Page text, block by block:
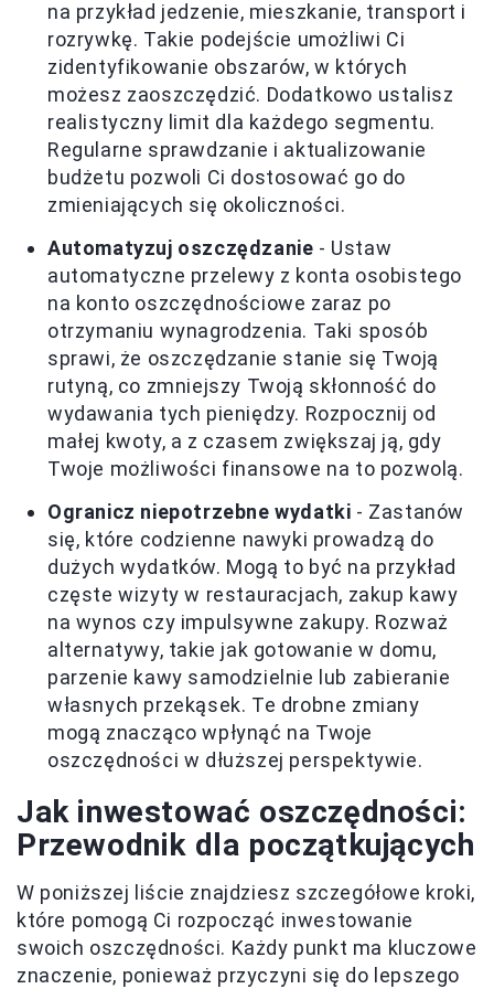
na przykład jedzenie, mieszkanie, transport i
rozrywkę. Takie podejście umożliwi Ci
zidentyfikowanie obszarów, w których
możesz zaoszczędzić. Dodatkowo ustalisz
realistyczny limit dla każdego segmentu.
Regularne sprawdzanie i aktualizowanie
budżetu pozwoli Ci dostosować go do
zmieniających się okoliczności.
Automatyzuj oszczędzanie - Ustaw
automatyczne przelewy z konta osobistego
na konto oszczędnościowe zaraz po
otrzymaniu wynagrodzenia. Taki sposób
sprawi, że oszczędzanie stanie się Twoją
rutyną, co zmniejszy Twoją skłonność do
wydawania tych pieniędzy. Rozpocznij od
małej kwoty, a z czasem zwiększaj ją, gdy
Twoje możliwości finansowe na to pozwolą.
Ogranicz niepotrzebne wydatki - Zastanów
się, które codzienne nawyki prowadzą do
dużych wydatków. Mogą to być na przykład
częste wizyty w restauracjach, zakup kawy
na wynos czy impulsywne zakupy. Rozważ
alternatywy, takie jak gotowanie w domu,
parzenie kawy samodzielnie lub zabieranie
własnych przekąsek. Te drobne zmiany
mogą znacząco wpłynąć na Twoje
oszczędności w dłuższej perspektywie.
Jak inwestować oszczędności:
Przewodnik dla początkujących
W poniższej liście znajdziesz szczegółowe kroki,
które pomogą Ci rozpocząć inwestowanie
swoich oszczędności. Każdy punkt ma kluczowe
znaczenie, ponieważ przyczyni się do lepszego